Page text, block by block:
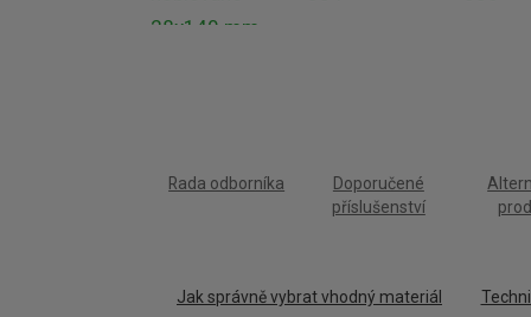
Rada odborníka
Doporučené
příslušenství
Jak správně vybrat vhodný materiál